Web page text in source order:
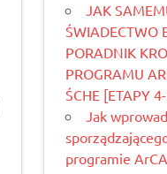
JAK
ŚWIADECTWO
PORADNIK
PROGRAMU
ŚCHE [ETAPY
Jak
programie